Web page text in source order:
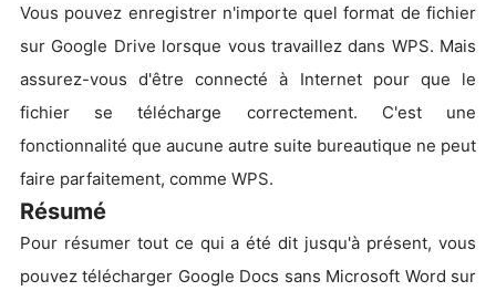
Vous pouvez enregistrer n'importe quel format de fichier
sur Google Drive lorsque vous travaillez dans WPS. Mais
assurez-vous d'être connecté à Internet pour que le
fichier se télécharge correctement. C'est une
fonctionnalité que aucune autre suite bureautique ne peut
faire parfaitement, comme WPS.
Résumé
Pour résumer tout ce qui a été dit jusqu'à présent, vous
pouvez télécharger Google Docs sans Microsoft Word sur